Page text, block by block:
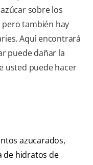
sobre los
pero también hay
Aquí encontrará
puede dañar la
usted puede hacer
azucarados,
de hidratos de